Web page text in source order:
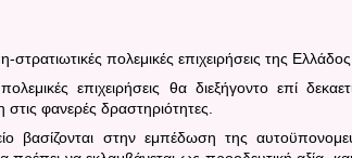
στρατιωτικές πολεμικές επιχειρήσεις της
επιχειρήσεις θα διεξήγοντο επί
φανερές δραστηριότητες.
βασίζονται στην εμπέδωση της